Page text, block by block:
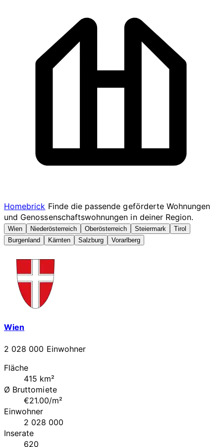
Homebrick Finde die passende geförderte Wohnungen
und Genossenschaftswohnungen in deiner Region.
Wien Niederösterreich Oberösterreich Steiermark
Tirol
Burgenland
Kärnten Salzburg Vorarlberg
Wien
2 028 000 Einwohner
Fläche
415 km²
Ø Bruttomiete
€21.00/m²
Einwohner
2 028 000
Inserate
620